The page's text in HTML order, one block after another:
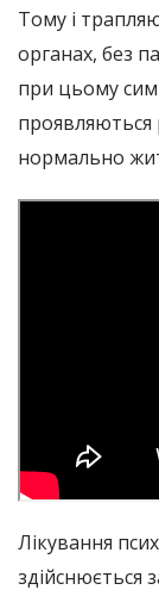
Тому і
органах, без
при цьому
нормально
Лікування
здійснюється